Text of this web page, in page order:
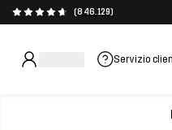
(846.129)
Servizio